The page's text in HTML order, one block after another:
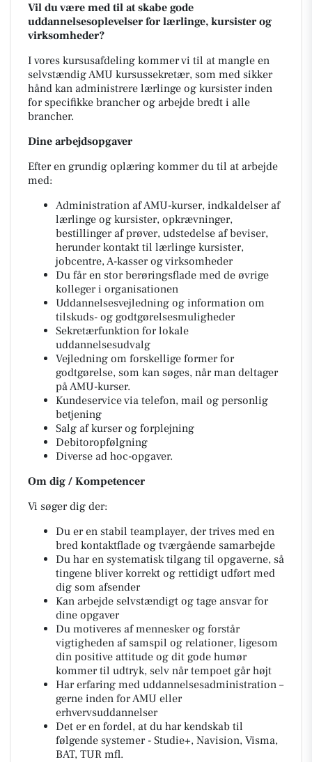
Vil du være med til at skabe gode
uddannelsesoplevelser for lærlinge, kursister og
virksomheder?
I vores kursusafdeling kommer vi til at mangle en
selvstændig AMU kursussekretær, som med sikker
hånd kan administrere lærlinge og kursister inden
for specifikke brancher og arbejde bredt i alle
brancher.
Dine arbejdsopgaver
Efter en grundig oplæring kommer du til at arbejde
med:
Administration af AMU-kurser, indkaldelser af
lærlinge og kursister, opkrævninger,
bestillinger af prøver, udstedelse af beviser,
herunder kontakt til lærlinge kursister,
jobcentre, A-kasser og virksomheder
Du får en stor berøringsflade med de øvrige
kolleger i organisationen
Uddannelsesvejledning og information om
tilskuds- og godtgørelsesmuligheder
Sekretærfunktion for lokale
uddannelsesudvalg
Vejledning om forskellige former for
godtgørelse, som kan søges, når man deltager
på AMU-kurser.
Kundeservice via telefon, mail og personlig
betjening
Salg af kurser og forplejning
Debitoropfølgning
Diverse ad hoc-opgaver.
Om dig / Kompetencer
Vi søger dig der:
Du er en stabil teamplayer, der trives med en
bred kontaktflade og tværgående samarbejde
Du har en systematisk tilgang til opgaverne, så
tingene bliver korrekt og rettidigt udført med
dig som afsender
Kan arbejde selvstændigt og tage ansvar for
dine opgaver
Du motiveres af mennesker og forstår
vigtigheden af samspil og relationer, ligesom
din positive attitude og dit gode humør
kommer til udtryk, selv når tempoet går højt
Har erfaring med uddannelsesadministration –
gerne inden for AMU eller
erhvervsuddannelser
Det er en fordel, at du har kendskab til
følgende systemer - Studie+, Navision, Visma,
BAT, TUR mfl.